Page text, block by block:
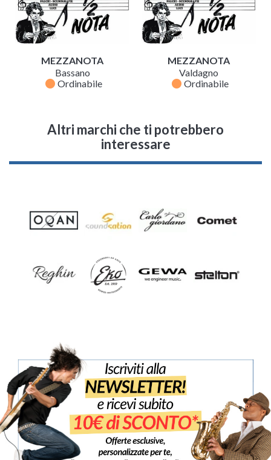
MEZZANOTA
Bassano
fiber_manual_record Ordinabile
MEZZANOTA
Valdagno
fiber_manual_record Ordinabile
Altri marchi che ti potrebbero
interessare